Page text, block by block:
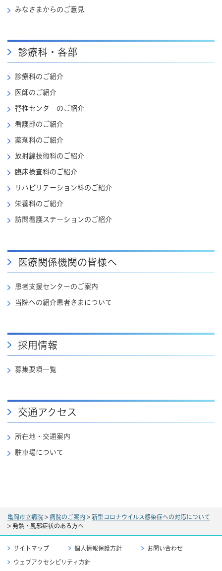
亀岡市立病院 > 病院のご案内 > 新型コロナウイルス感染症への対応について
> 発熱・風邪症状のある方へ
みなさまからのご意見
診療科・各部
診療科のご紹介
医師のご紹介
脊椎センターのご紹介
看護部のご紹介
薬剤科のご紹介
放射線技術科のご紹介
臨床検査科のご紹介
リハビリテーション科のご紹介
栄養科のご紹介
訪問看護ステーションのご紹介
医療関係機関の皆様へ
患者支援センターのご案内
当院への紹介患者さまについて
採用情報
募集要項一覧
交通アクセス
所在地・交通案内
駐車場について
サイトマップ 個人情報保護方針 お問い合わせ
ウェブアクセシビリティ方針